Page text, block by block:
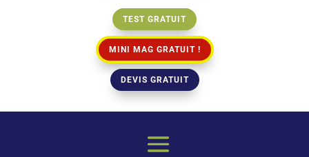
TEST GRATUIT
MINI MAG GRATUIT !
DEVIS GRATUIT